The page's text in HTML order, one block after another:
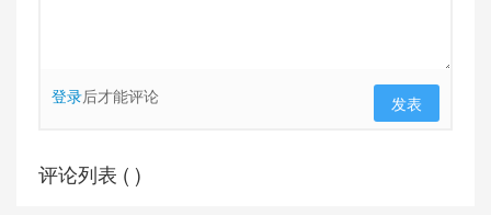
登录后才能评论 发表
评论列表 ( )